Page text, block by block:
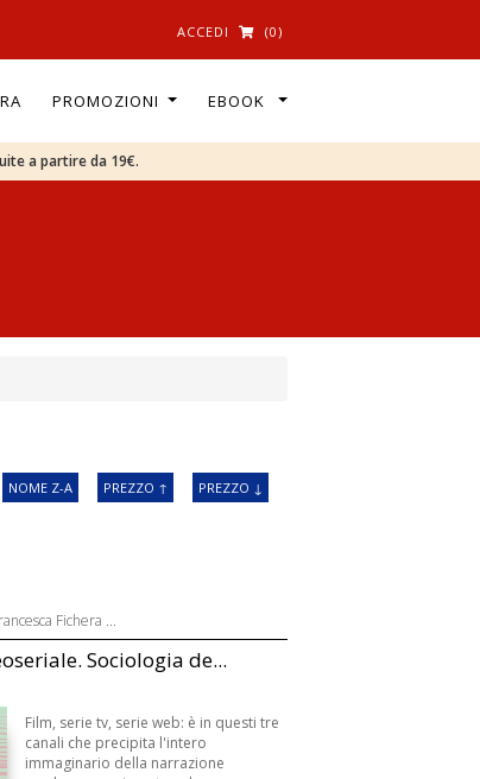
ACCEDI (0)
PROMOZIONI EBOOK
a partire da 19€.
NOME Z-A PREZZO ↑ PREZZO ↓
Fichera ...
Sociologia de...
Film, serie tv, serie web: è in questi tre
canali che precipita l'intero
immaginario della narrazione